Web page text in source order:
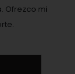
. Ofrezco mi